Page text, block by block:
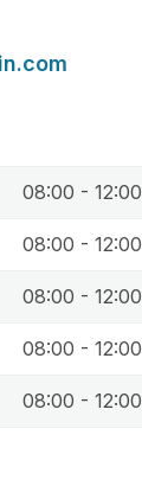
08:00 -
08:00 -
08:00 -
08:00 -
08:00 -